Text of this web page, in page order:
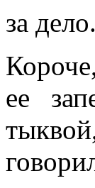
за дело.
ее